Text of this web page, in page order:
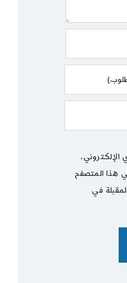
هذا المتصفح
في